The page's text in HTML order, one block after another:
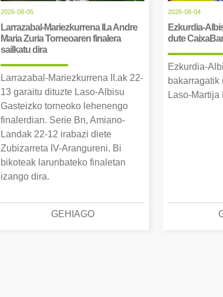
2026-08-05
Larrazabal-Mariezkurrena II.a Andre
Maria Zuria Torneoaren finalera
sailkatu dira
Larrazabal-Mariezkurrena II.ak 22-
13 garaitu dituzte Laso-Albisu
Gasteizko torneoko lehenengo
finalerdian. Serie Bn, Amiano-
Landak 22-12 irabazi diete
Zubizarreta IV-Arangureni. Bi
bikoteak larunbateko finaletan
izango dira.
GEHIAGO
2026-08-04
Ezkurdia-
dute
Ezkurdia-
bakarragatik
Laso-Martija